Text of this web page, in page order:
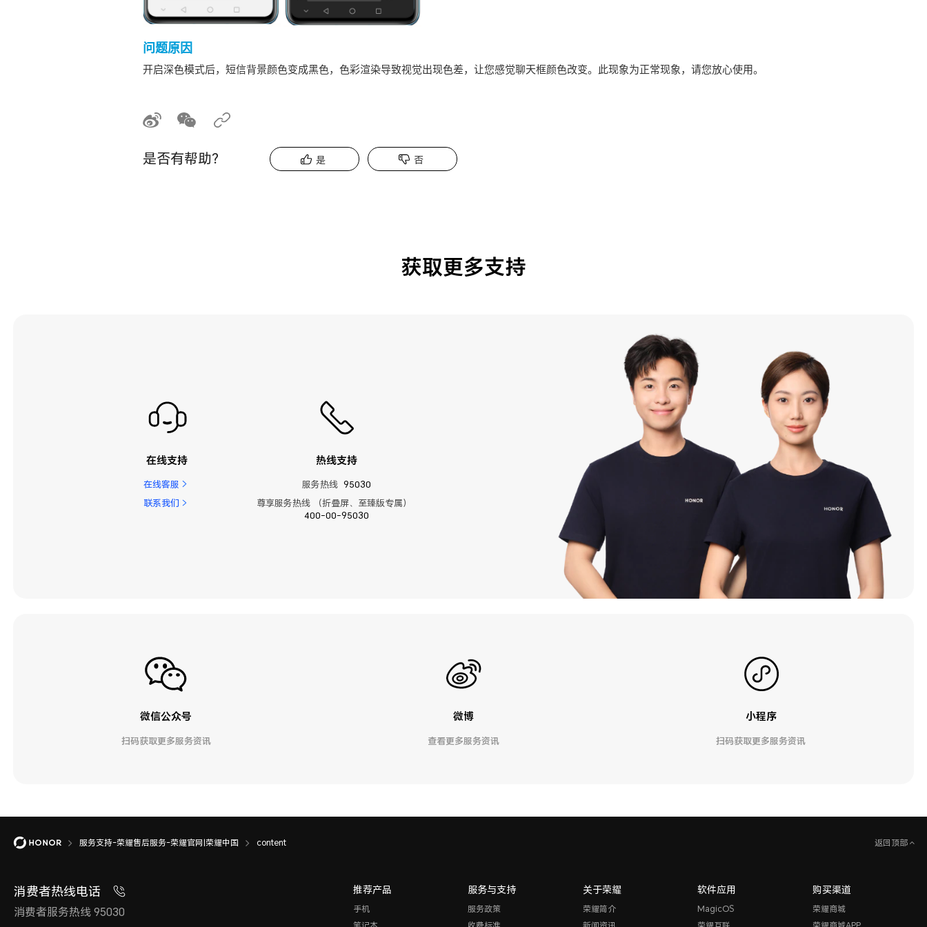
问题原因
开启深色模式后，短信背景颜色变成黑色，色彩渲染导致视觉出现色差，让您感觉聊天框颜色改变。此现象为正常现象，请您放心使用。
是否有帮助？ 是 否
获取更多支持
在线支持
在线客服
联系我们
热线支持
服务热线 95030
尊享服务热线 （折叠屏、至臻版专属）
400-00-95030
微信公众号
扫码获取更多服务资讯
微博
查看更多服务资讯
小程序
扫码获取更多服务资讯
服务支持-荣耀售后服务-荣耀官网|荣耀中国 content 返回顶部
消费者热线电话
消费者服务热线 95030
推荐产品
手机
服务与支持
服务政策
关于荣耀
荣耀简介
软件应用
MagicOS
购买渠道
荣耀商城